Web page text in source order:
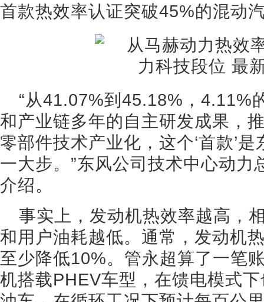
首款热效率认证突破45%的混动
“从41.07%到45.18%，4.11%
和产业链多年的自主研发成果，
零部件技术产业化，这个‘首款’
一大步。”东风公司技术中心动
介绍。
事实上，发动机热效率越高，
和用户油耗越低。通常，发动机
至少降低10%。管永超算了一笔
机搭载PHEV车型，在馈电模式